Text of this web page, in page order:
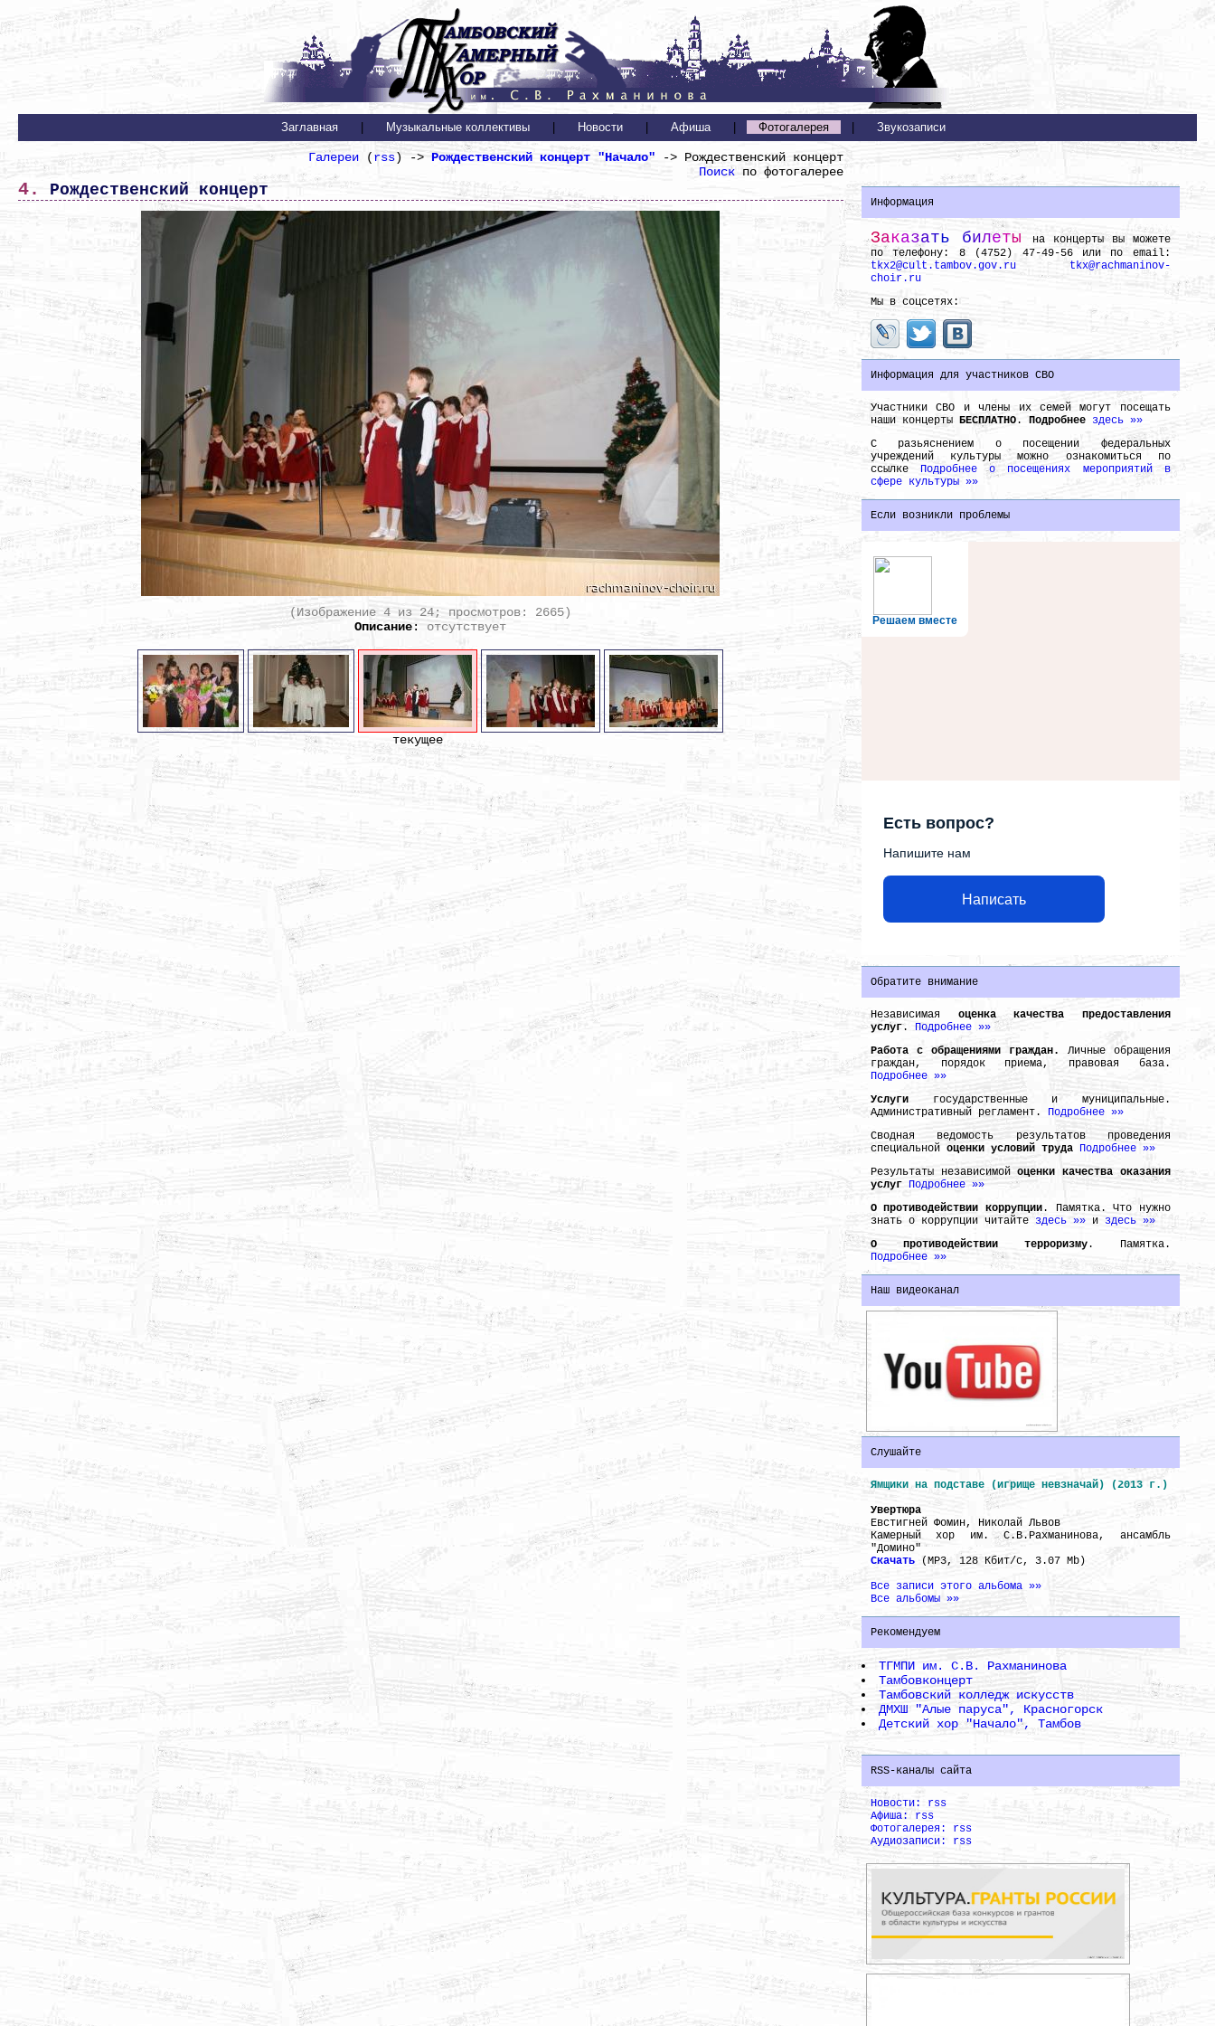
Заглавная Музыкальные коллективы Новости Афиша Фотогалерея Звукозаписи
Галереи(rss) -> Рождественский концерт "Начало" -> Рождественский концерт
Поискпо фотогалерее
4. Рождественский концерт
(Изображение 4 из 24; просмотров: 2665)
Описание: отсутствует
текущее
Информация
Заказать билеты
на концерты вы можете
по телефону: 8 (4752) 47-49-56 или по email:
tkx2@cult.tambov.gov.ru
tkx@rachmaninov-
choir.ru
Мы в соцсетях:
Информация для участников СВО
Участники СВО и члены их семей могут посещать
наши концерты БЕСПЛАТНО. Подробнее здесь »»
С разьяснением о посещении федеральных
учреждений культуры можно ознакомиться по
ссылке Подробнее о посещениях мероприятий в
сфере культуры »»
Если возникли проблемы
Решаем вместе
Есть вопрос?
Напишите нам
Написать
Обратите внимание
Независимая оценка качества предоставления
услуг. Подробнее »»
Работа с обращениями граждан.
Личные обращения
граждан, порядок приема, правовая база.
Подробнее »»
Услуги
государственные и муниципальные.
Административный регламент. Подробнее »»
Сводная ведомость результатов проведения
специальной оценки условий труда Подробнее »»
Результаты независимойоценки качества оказания
услуг Подробнее »»
О противодействии коррупции. Памятка. Что нужно
знать о коррупции читайте здесь »»и здесь »»
О противодействии терроризму. Памятка.
Подробнее »»
Наш видеоканал
Слушайте
Ямщики на подставе (игрище невзначай) (2013 г.)
Увертюра
Евстигней Фомин, Николай Львов
Камерный хор им. С.В.Рахманинова, ансамбль
"Домино"
Скачать(MP3, 128 Кбит/с, 3.07 Mb)
Все записи этого альбома »»
Все альбомы »»
Рекомендуем
ТГМПИ им. С.В. Рахманинова
Тамбовконцерт
Тамбовский колледж искусств
ДМХШ "Алые паруса", Красногорск
Детский хор "Начало", Тамбов
RSS-каналы сайта
Новости: rss
Афиша: rss
Фотогалерея: rss
Аудиозаписи: rss